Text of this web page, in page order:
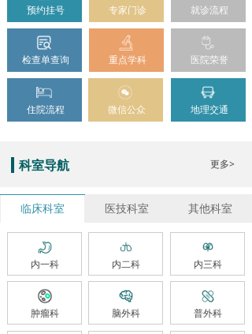
医院荣誉
地理交通
微信公众
住院流程
重点学科
就诊流程
检查单查询
专家门诊
预约挂号
科室导航 更多>
临床科室 医技科室 其他科室
内一科 内二科 内三科
肿瘤科 脑外科 普外科